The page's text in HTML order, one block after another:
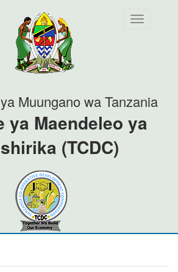
Toggle
Muungano wa Tanzania
ya Maendeleo ya
(TCDC)